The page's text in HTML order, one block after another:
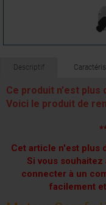
Descriptif
Ce produit n'est plus
Voici le produit de
Cet article n'est plus
Si vous
connecter à un
facilement